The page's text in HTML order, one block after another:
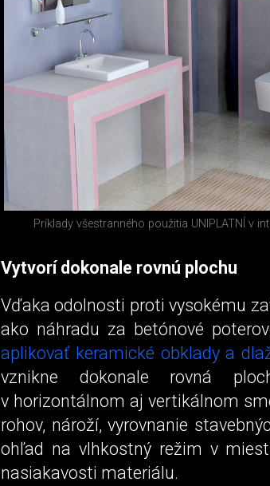
Príklady všestranného použitia UNIPLATNÍ v
Vytvorí dokonale rovnú plochu
Vďaka odolnosti proti vysokému
ako náhradu za betónové
aplikovať keramické obklady a
vznikne dokonale rovná
v horizontálnom aj vertikálnom
rohov, nároží, vyrovnanie
ohľad na vlhkostný režim v
nasiakavosti materiálu.